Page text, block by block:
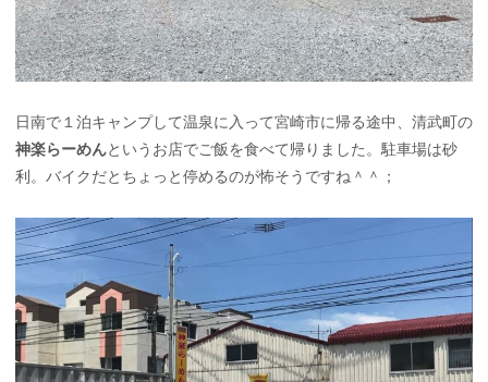
日南で１泊キャンプして温泉に入って宮崎市に帰る途中、清武町の
神楽らーめんというお店でご飯を食べて帰りました。駐車場は砂
利。バイクだとちょっと停めるのが怖そうですね＾＾；